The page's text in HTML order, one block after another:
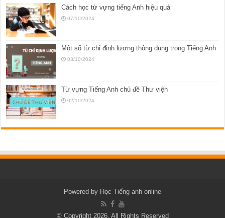
Cách học từ vựng tiếng Anh hiệu quả
07/10/2024
Một số từ chỉ định lượng thông dụng trong Tiếng Anh
03/10/2024
Từ vựng Tiếng Anh chủ đề Thư viện
02/10/2024
Powered by Học Tiếng anh online
© Copyright 2026, All Rights Reserved